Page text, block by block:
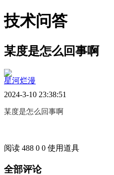
技术问答
某度是怎么回事啊
星河烂漫
2024-3-10 23:38:51
某度是怎么回事啊
阅读 488 0 0 使用道具
全部评论